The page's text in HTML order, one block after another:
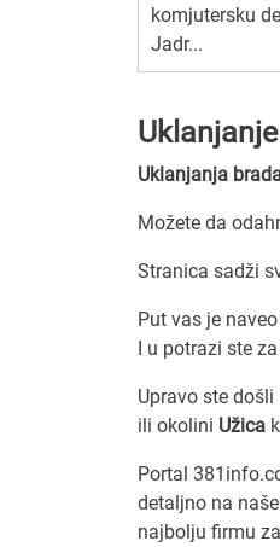
komjutersku
Jadr...
Uklanjanja
Možete da
Stranica sadži
Put vas je naveo
I u potrazi ste za
Upravo ste
ili okolini Užica
Portal
detaljno na
najbolju firmu